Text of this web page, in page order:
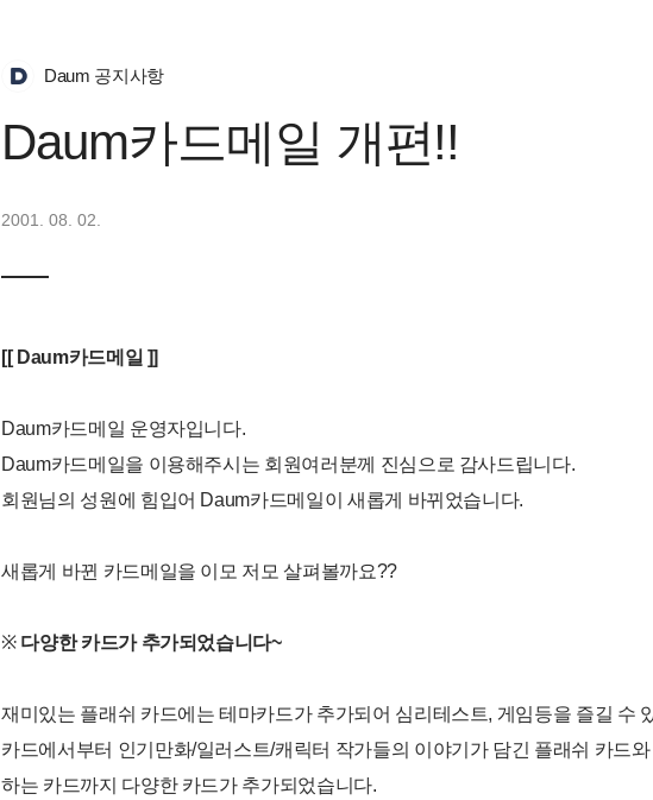
Daum 공지사항
Daum카드메일 개편!!
2001. 08. 02.
[[ Daum카드메일 ]]
Daum카드메일 운영자입니다.
Daum카드메일을 이용해주시는 회원여러분께 진심으로 감사드립니다.
회원님의 성원에 힘입어 Daum카드메일이 새롭게 바뀌었습니다.
새롭게 바뀐 카드메일을 이모 저모 살펴볼까요??
※ 다양한 카드가 추가되었습니다~
재미있는 플래쉬 카드에는 테마카드가 추가되어 심리테스트, 게임등을 즐길 수
카드에서부터 인기만화/일러스트/캐릭터 작가들의 이야기가 담긴 플래쉬 카드
하는 카드까지 다양한 카드가 추가되었습니다.